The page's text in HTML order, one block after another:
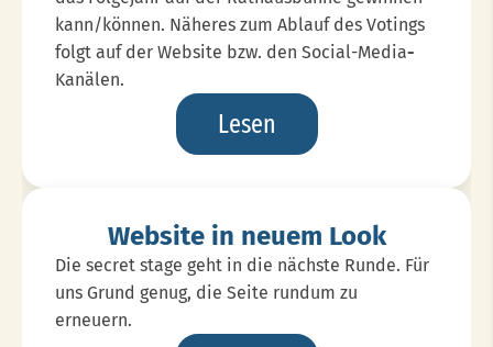
kann/können. Näheres zum Ablauf des Votings
folgt auf der Website bzw. den Social-Media-
Kanälen.
Lesen
Voting
Mit
Großen
Gig
Website in neuem Look
Die secret stage geht in die nächste Runde. Für
uns Grund genug, die Seite rundum zu
erneuern.